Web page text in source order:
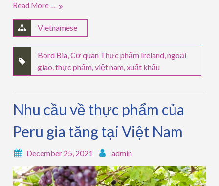
Read More …
Vietnamese
Bord Bia ,Cơ quan Thực phẩm Ireland ,ngoại
giao ,thực phẩm ,việt nam ,xuất khẩu
Nhu cầu về thực phẩm của
Peru gia tăng tại Việt Nam
December 25, 2021 admin